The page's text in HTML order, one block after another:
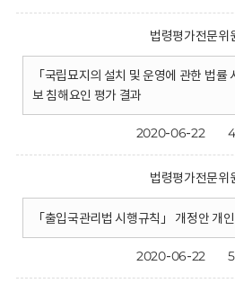
법령평가전문위
「국립묘지의 설치 및 운영에 관한 법
보 침해요인 평가 결과
2020-06-22
법령평가전문위
「출입국관리법 시행규칙」 개정안 개
2020-06-22